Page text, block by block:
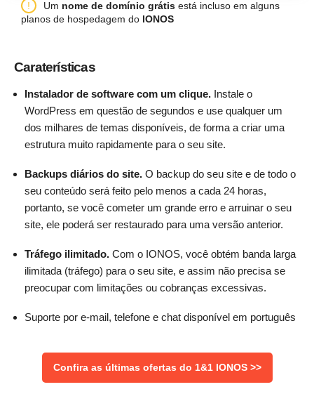
Um nome de domínio grátis está incluso em alguns
planos de hospedagem do IONOS
Caraterísticas
Instalador de software com um clique. Instale o
WordPress em questão de segundos e use qualquer um
dos milhares de temas disponíveis, de forma a criar uma
estrutura muito rapidamente para o seu site.
Backups diários do site. O backup do seu site e de todo o
seu conteúdo será feito pelo menos a cada 24 horas,
portanto, se você cometer um grande erro e arruinar o seu
site, ele poderá ser restaurado para uma versão anterior.
Tráfego ilimitado. Com o IONOS, você obtém banda larga
ilimitada (tráfego) para o seu site, e assim não precisa se
preocupar com limitações ou cobranças excessivas.
Suporte por e-mail, telefone e chat disponível em português
Confira as últimas ofertas do 1&1 IONOS >>